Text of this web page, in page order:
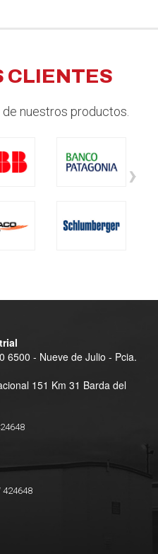
CLIENTES
nuestros productos.
›
6500 - Nueve de Julio - Pcia.
151 Km 31 Barda del
424648